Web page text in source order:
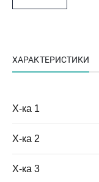
ХАРАКТЕРИСТИКИ
Х-ка 1
Х-ка 2
Х-ка 3